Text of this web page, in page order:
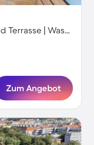
Hausboot mit Grill, Garten und Terrasse | Wasserblick | Perfekt für die Arbeit von Zuhause
Zum Angebot